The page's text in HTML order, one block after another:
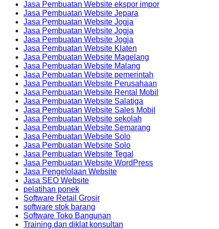
Jasa Pembuatan Website ekspor impor
Jasa Pembuatan Website Jepara
Jasa Pembuatan Website Jogja
Jasa Pembuatan Website Jogja
Jasa Pembuatan Website Jogja
Jasa Pembuatan Website Klaten
Jasa Pembuatan Website Magelang
Jasa Pembuatan Website Malang
Jasa Pembuatan Website pemerintah
Jasa Pembuatan Website Perusahaan
Jasa Pembuatan Website Rental Mobil
Jasa Pembuatan Website Salatiga
Jasa Pembuatan Website Sales Mobil
Jasa Pembuatan Website sekolah
Jasa Pembuatan Website Semarang
Jasa Pembuatan Website Solo
Jasa Pembuatan Website Solo
Jasa Pembuatan Website Tegal
Jasa Pembuatan Website WordPress
Jasa Pengelolaan Website
Jasa SEO Website
pelatihan ponek
Software Retail Grosir
software stok barang
Software Toko Bangunan
Training dan diklat konsultan